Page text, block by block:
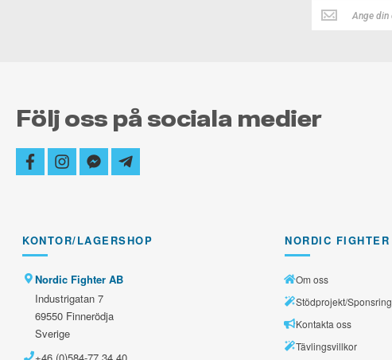
Håll
dig
Följ oss på sociala medier
facebookinstagram
facebook-
messenger
telegram-
plane
KONTOR/LAGERSHOP
Nordic Fighter AB
Industrigatan 7
69550 Finnerödja
Sverige
NORDIC FIGHTER
Om oss
Stödprojekt/Sponsring
Kontakta oss
Tävlingsvillkor